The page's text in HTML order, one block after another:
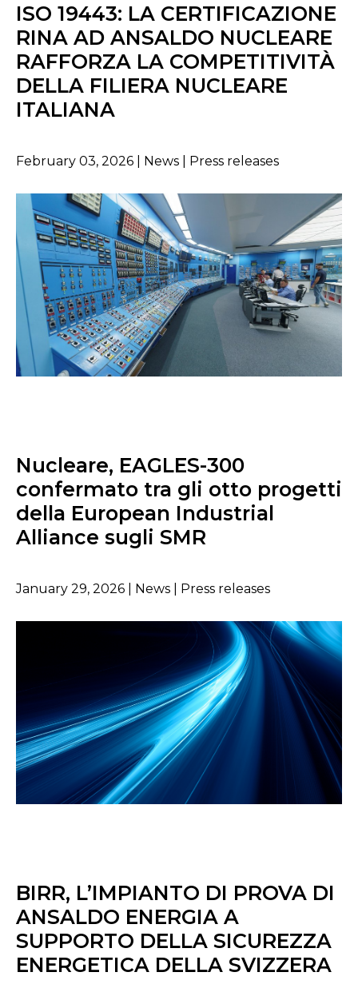
ISO 19443: LA CERTIFICAZIONE
RINA AD ANSALDO NUCLEARE
RAFFORZA LA COMPETITIVITÀ
DELLA FILIERA NUCLEARE
ITALIANA
February 03, 2026 | News | Press releases
Nucleare, EAGLES-300
confermato tra gli otto progetti
della European Industrial
Alliance sugli SMR
January 29, 2026 | News | Press releases
BIRR, L’IMPIANTO DI PROVA DI
ANSALDO ENERGIA A
SUPPORTO DELLA SICUREZZA
ENERGETICA DELLA SVIZZERA